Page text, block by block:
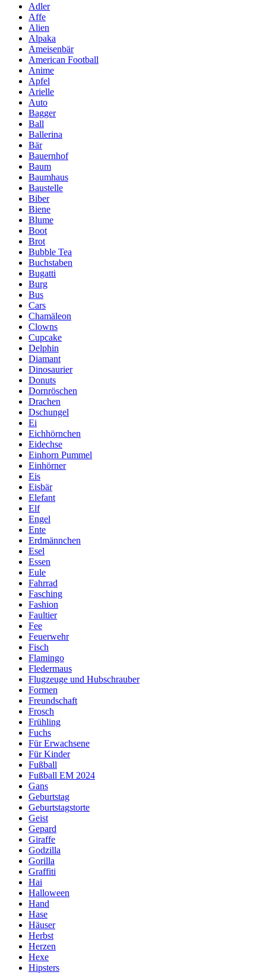
Adler
Affe
Alien
Alpaka
Ameisenbär
American Football
Anime
Apfel
Arielle
Auto
Bagger
Ball
Ballerina
Bär
Bauernhof
Baum
Baumhaus
Baustelle
Biber
Biene
Blume
Boot
Brot
Bubble Tea
Buchstaben
Bugatti
Burg
Bus
Cars
Chamäleon
Clowns
Cupcake
Delphin
Diamant
Dinosaurier
Donuts
Dornröschen
Drachen
Dschungel
Ei
Eichhörnchen
Eidechse
Einhorn Pummel
Einhörner
Eis
Eisbär
Elefant
Elf
Engel
Ente
Erdmännchen
Esel
Essen
Eule
Fahrrad
Fasching
Fashion
Faultier
Fee
Feuerwehr
Fisch
Flamingo
Fledermaus
Flugzeuge und Hubschrauber
Formen
Freundschaft
Frosch
Frühling
Fuchs
Für Erwachsene
Für Kinder
Fußball
Fußball EM 2024
Gans
Geburtstag
Geburtstagstorte
Geist
Gepard
Giraffe
Godzilla
Gorilla
Graffiti
Hai
Halloween
Hand
Hase
Häuser
Herbst
Herzen
Hexe
Hipsters